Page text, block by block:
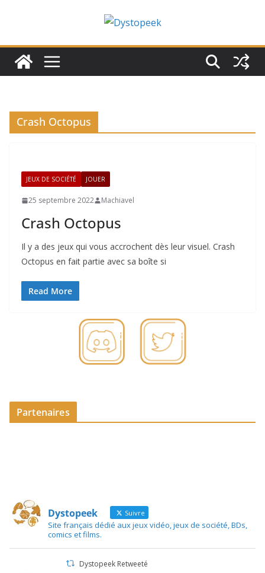
Crash Octopus
JEUX DE SOCIÉTÉ JOUER
25 septembre 2022 Machiavel
Crash Octopus
Il y a des jeux qui vous accrochent dès leur visuel. Crash
Octopus en fait partie avec sa boîte si
Read More
Partenaires
Dystopeek Suivre
Site français dédié aux jeux vidéo, jeux de société, BDs,
comics et films.
Dystopeek Retweeté